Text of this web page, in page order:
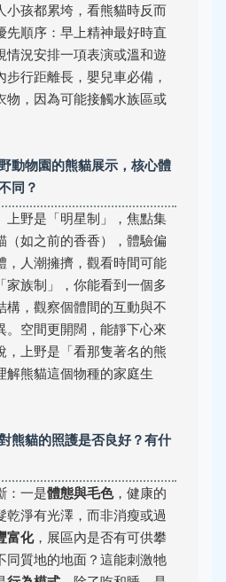
小孩都累垮，看熊貓時反而
先順序：早上精神最好時直
情況安排一項表演或溫和遊
行距離長，嬰兒車必備，
物，因為可能接觸水族區或
動物園的熊貓展示，核心體
同？
上野是「明星制」，焦點集
（如之前的香香），體驗偏
，人潮擁擠，觀看時間可能
家族制」，你能看到一個多
構，觀察個體間的互動與不
。空間更開闊，能靜下心來
，上野是「看那隻著名的熊
解熊貓這個物種的家庭生
熊貓的照護是否良好？有什
：一是體態與毛色，健康的
乾淨有光澤，而非消瘦或過
富化，展區內是否有可供攀
同質地的地面？這能刺激牠